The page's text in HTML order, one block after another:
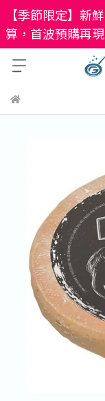
【季節限定】新
算，首波預購再